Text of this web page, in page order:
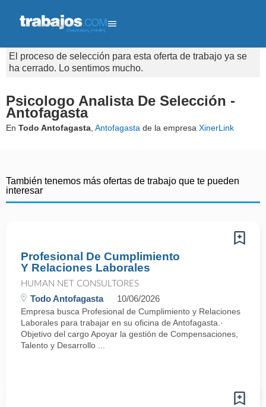
El proceso de selección para esta oferta de trabajo ya se
ha cerrado. Lo sentimos mucho.
Psicologo Analista De Selección -
Antofagasta
En Todo Antofagasta Antofagasta de la empresa XinerLink
También tenemos más ofertas de trabajo que te pueden
interesar
Profesional De Cumplimiento
Y Relaciones Laborales
HUMAN NET CONSULTORES
Todo Antofagasta 10/06/2026
Empresa busca Profesional de Cumplimiento y Relaciones
Laborales para trabajar en su oficina de Antofagasta.·
Objetivo del cargo Apoyar la gestión de Compensaciones,
Talento y Desarrollo ...